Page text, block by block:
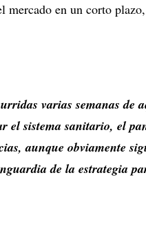
mercado en un corto
varias semanas de
el sistema sanitario, el
aunque obviamente
de la estrategia